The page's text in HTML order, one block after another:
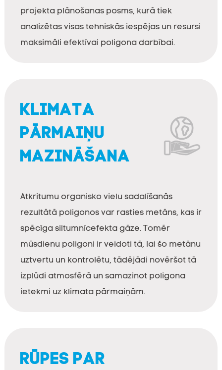
projekta plānošanas posms, kurā tiek
analizētas visas tehniskās iespējas un resursi
maksimāli efektīvai poligona darbībai.
KLIMATA
PĀRMAIŅU
MAZINĀŠANA
Atkritumu organisko vielu sadalīšanās
rezultātā poligonos var rasties metāns, kas ir
spēcīga siltumnīcefekta gāze. Tomēr
mūsdienu poligoni ir veidoti tā, lai šo metānu
uztvertu un kontrolētu, tādējādi novēršot tā
izplūdi atmosfērā un samazinot poligona
ietekmi uz klimata pārmaiņām.
RŪPES PAR